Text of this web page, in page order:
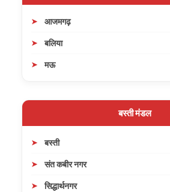
आजमगढ़
बलिया
मऊ
बस्ती मंडल
बस्ती
संत कबीर नगर
सिद्धार्थनगर